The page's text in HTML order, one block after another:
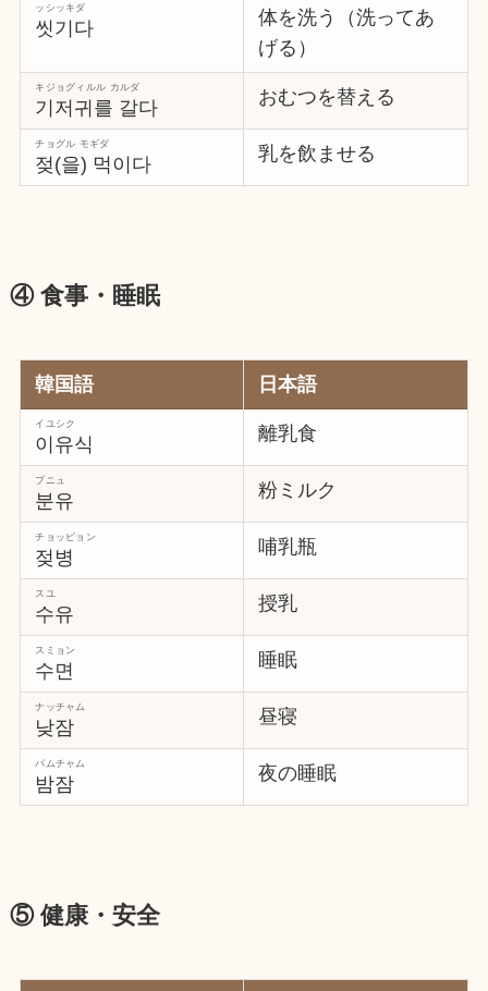
씻기다
ッシッキダ
体を洗う（洗ってあ
げる）
기저귀를 갈다
キジョグィルル カルダ おむつを替える
젖(을) 먹이다
チョグル モギダ 乳を飲ませる
④ 食事・睡眠
韓国語 日本語
이유식
イユシク 離乳食
분유
プニュ 粉ミルク
젖병
チョッピョン 哺乳瓶
수유
スユ 授乳
수면
スミョン 睡眠
낮잠
ナッチャム 昼寝
밤잠
パムチャム 夜の睡眠
⑤ 健康・安全